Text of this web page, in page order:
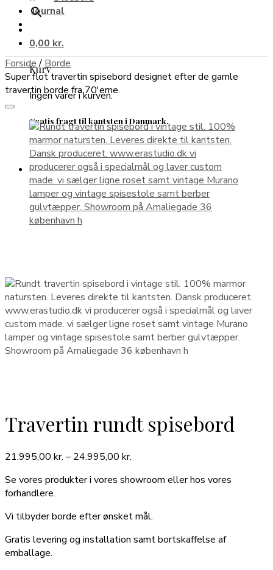
0,00 kr.
Kurv
Ingen varer i kurven.
Gratis fragt til kantsten i Danmark.
Journal
Forside / Borde
Super flot travertin spisebord designet efter de gamle
travertin borde fra 70'erne.
Travertin rundt spisebord
21.995,00 kr. – 24.995,00 kr.
til
Se vores produkter i vores showroom eller hos vores
forhandlere.
Vi tilbyder borde efter ønsket mål.
Gratis levering og installation samt bortskaffelse af
emballage.